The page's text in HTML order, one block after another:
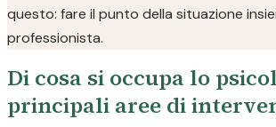
questo: fare il punto della situazione
professionista.
Di cosa si occupa lo
principali aree di